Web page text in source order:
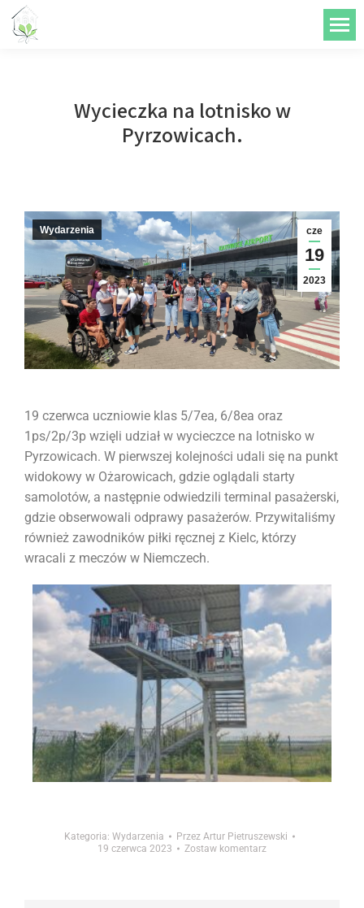
treści
Wycieczka na lotnisko w
Pyrzowicach.
cze
19
2023
Wydarzenia
19 czerwca uczniowie klas 5/7ea, 6/8ea oraz
1ps/2p/3p wzięli udział w wycieczce na lotnisko w
Pyrzowicach. W pierwszej kolejności udali się na punkt
widokowy w Ożarowicach, gdzie oglądali starty
samolotów, a następnie odwiedzili terminal pasażerski,
gdzie obserwowali odprawy pasażerów. Przywitaliśmy
również zawodników piłki ręcznej z Kielc, którzy
wracali z meczów w Niemczech.
Kategoria: Wydarzenia Przez Artur Pietruszewski
19 czerwca 2023
Zostaw komentarz